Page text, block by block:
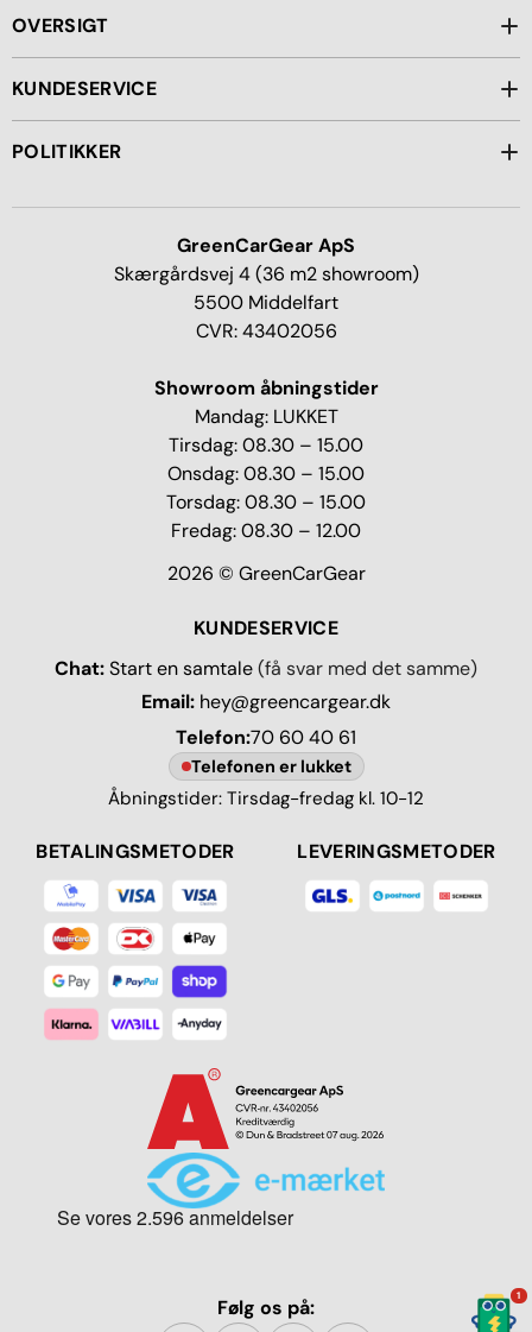
OVERSIGT
KUNDESERVICE
POLITIKKER
GreenCarGear ApS
Skærgårdsvej 4 (36 m2 showroom)
5500 Middelfart
CVR: 43402056
Showroom åbningstider
Mandag: LUKKET
Tirsdag: 08.30 – 15.00
Onsdag: 08.30 – 15.00
Torsdag: 08.30 – 15.00
Fredag: 08.30 – 12.00
2026 © GreenCarGear
KUNDESERVICE
Chat:Start en samtale(få svar med det samme)
Email: hey@greencargear.dk
Telefon:70 60 40 61
Telefonen er lukket
Åbningstider: Tirsdag-fredag kl. 10-12
BETALINGSMETODER LEVERINGSMETODER
Følg os på: 1